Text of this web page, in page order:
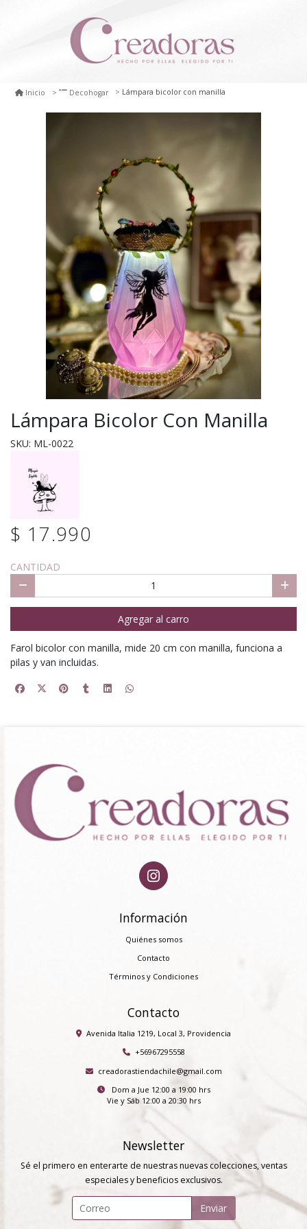
Inicio Decohogar Lámpara bicolor con manilla
Lámpara Bicolor Con Manilla
SKU: ML-0022
$ 17.990
CANTIDAD
Agregar al carro
Farol bicolor con manilla, mide 20 cm con manilla, funciona a
pilas y van incluidas.
Información
Quiénes somos
Contacto
Términos y Condiciones
Contacto
Avenida Italia 1219, Local 3, Providencia
+56967295558
creadorastiendachile@gmail.com
Dom a Jue 12:00 a 19:00 hrs
Vie y Sáb 12:00 a 20:30 hrs
Newsletter
Sé el primero en enterarte de nuestras nuevas colecciones, ventas
especiales y beneficios exclusivos.
Enviar